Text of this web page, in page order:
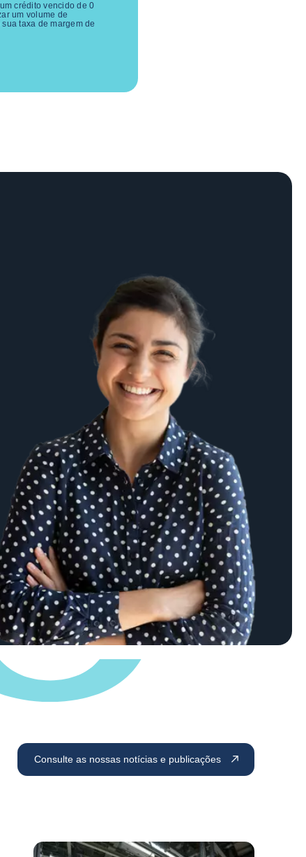
crédito vencido de 0
um volume de
sua taxa de margem de
Consulte as nossas notícias e publicações